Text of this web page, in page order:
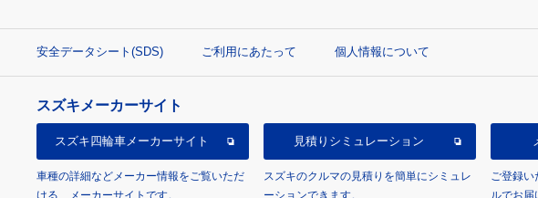
安全データシート(SDS) ご利用にあたって 個人情報について
スズキメーカーサイト
スズキ四輪車メーカーサイト
車種の詳細などメーカー情報をご覧いただ
ける、メーカーサイトです。
見積り シミュレーション
スズキのクルマの見積りを簡単にシミュレ
ーションできます。
ご登録い
ルでお届